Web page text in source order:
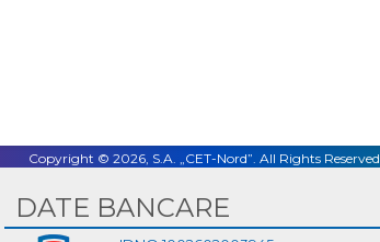
Copyright © 2026, S.A. „CET-Nord”. All Rights Reserved.
DATE BANCARE